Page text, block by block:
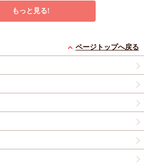
ず【有償】+柴崎さん
償】』【8/17締切！予
選)】
2冊セット購入特典・
子＆ミニクリアカード
くらげと恋知らず』お
償特典・『柴崎さんの
アクリルカードキーホ
カモカモ【有償特典・
小冊子】【予約キャン
ら受付開始】
有償特典・『冷蔵庫に
モ』12P小冊子 店舗共
New コミック New コミック
もっと見る!
ページトップへ戻る